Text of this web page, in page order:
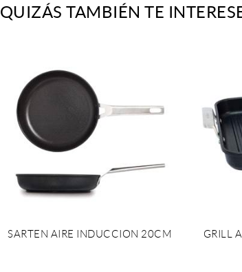
QUIZÁS TAMBIÉN TE
SARTEN AIRE INDUCCION 20CM
GRILL